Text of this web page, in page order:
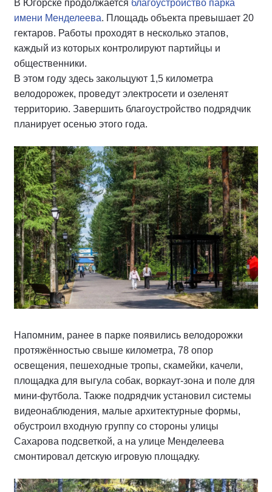
В Югорске продолжается благоустройство парка
имени Менделеева. Площадь объекта превышает 20
гектаров. Работы проходят в несколько этапов,
каждый из которых контролируют партийцы и
общественники.
В этом году здесь закольцуют 1,5 километра
велодорожек, проведут электросети и озеленят
территорию. Завершить благоустройство подрядчик
планирует осенью этого года.
Напомним, ранее в парке появились велодорожки
протяжённостью свыше километра, 78 опор
освещения, пешеходные тропы, скамейки, качели,
площадка для выгула собак, воркаут-зона и поле для
мини-футбола. Также подрядчик установил системы
видеонаблюдения, малые архитектурные формы,
обустроил входную группу со стороны улицы
Сахарова подсветкой, а на улице Менделеева
смонтировал детскую игровую площадку.